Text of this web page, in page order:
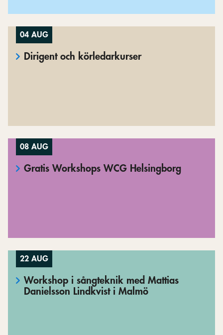
04 AUG
Dirigent och körledarkurser
08 AUG
Gratis Workshops WCG Helsingborg
22 AUG
Workshop i sångteknik med Mattias
Danielsson Lindkvist i Malmö